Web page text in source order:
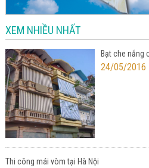
XEM NHIỀU NHẤT
Bạt che nắng
24/05/2016
Thi công mái vòm tại Hà Nội